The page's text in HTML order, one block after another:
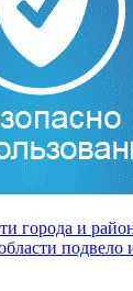
города и
подвело